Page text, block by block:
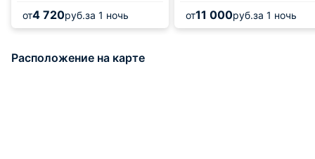
от4 720руб.за 1 ночь от11 000руб.за 1 ночь
Расположение на карте